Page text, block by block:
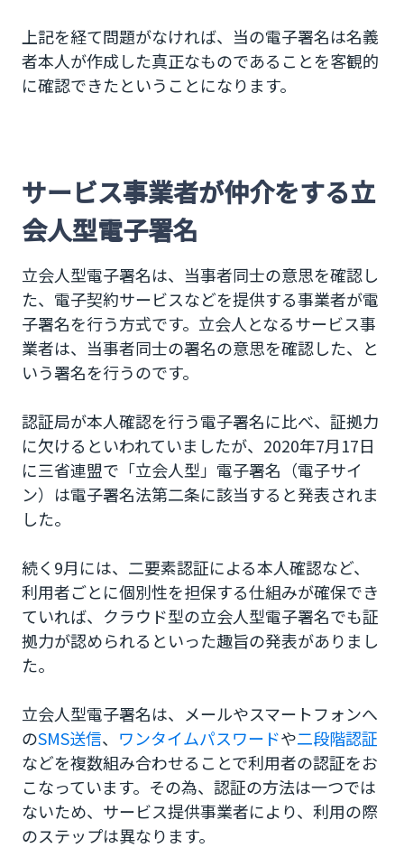
上記を経て問題がなければ、当の電子署名は名義
者本人が作成した真正なものであることを客観的
に確認できたということになります。
サービス事業者が仲介をする立
会人型電子署名
立会人型電子署名は、当事者同士の意思を確認し
た、電子契約サービスなどを提供する事業者が電
子署名を行う方式です。立会人となるサービス事
業者は、当事者同士の署名の意思を確認した、と
いう署名を行うのです。
認証局が本人確認を行う電子署名に比べ、証拠力
に欠けるといわれていましたが、2020年7月17日
に三省連盟で「立会人型」電子署名（電子サイ
ン）は電子署名法第二条に該当すると発表されま
した。
続く9月には、二要素認証による本人確認など、
利用者ごとに個別性を担保する仕組みが確保でき
ていれば、クラウド型の立会人型電子署名でも証
拠力が認められるといった趣旨の発表がありまし
た。
立会人型電子署名は、メールやスマートフォンへ
のSMS送信、 ワンタイムパスワードや二段階認証
などを複数組み合わせることで利用者の認証をお
こなっています。その為、認証の方法は一つでは
ないため、サービス提供事業者により、利用の際
のステップは異なります。